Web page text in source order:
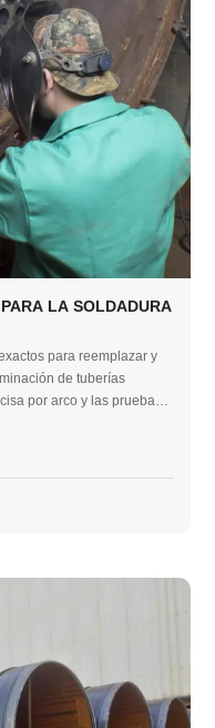
LA SOLDADURA
para reemplazar y
de tuberías
por arco y las pruebas
y obtener los